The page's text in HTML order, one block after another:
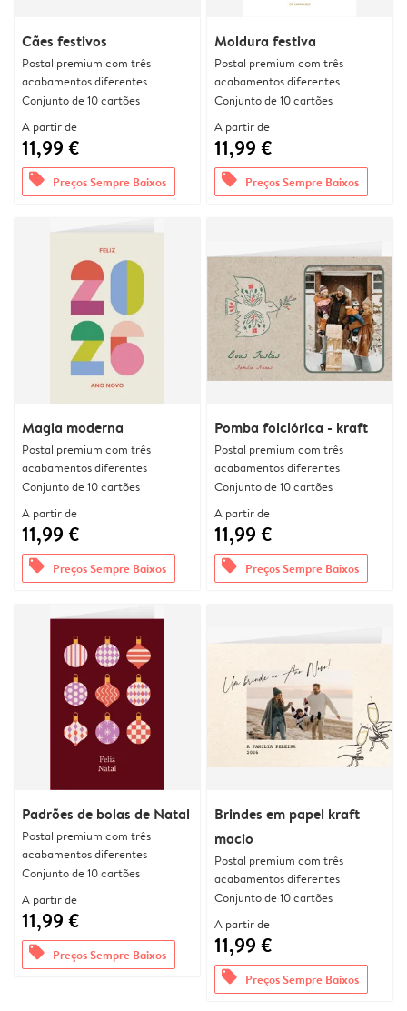
Cães festivos
Postal premium com três
acabamentos diferentes
Conjunto de 10 cartões
A partir de
11,99 €
offers Preços Sempre Baixos
Moldura festiva
Postal premium com três
acabamentos diferentes
Conjunto de 10 cartões
A partir de
11,99 €
offers Preços Sempre Baixos
Magia moderna
Postal premium com três
acabamentos diferentes
Conjunto de 10 cartões
A partir de
11,99 €
offers Preços Sempre Baixos
Pomba folclórica - kraft
Postal premium com três
acabamentos diferentes
Conjunto de 10 cartões
A partir de
11,99 €
offers Preços Sempre Baixos
Padrões de bolas de Natal
Postal premium com três
acabamentos diferentes
Conjunto de 10 cartões
A partir de
11,99 €
offers Preços Sempre Baixos
Brindes em papel kraft
macio
Postal premium com três
acabamentos diferentes
Conjunto de 10 cartões
A partir de
11,99 €
offers Preços Sempre Baixos